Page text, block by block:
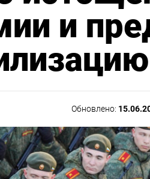
и
Обновлено: